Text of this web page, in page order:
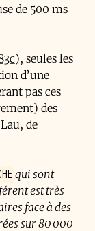
de 500 ms
), seules les
d’une
pas ces
des
de
qui sont
est très
face à des
sur 80 000